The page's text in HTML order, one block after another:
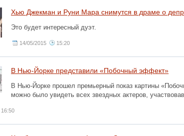
Хью Джекман и Руни Мара снимутся в драме о
Это будет интересный дуэт.
14/05/2015 15:20
В Нью-Йорке представили «Побочный эффект»
В Нью-Йорке прошел премьерный показ картины
можно было увидеть всех звездных актеров,
16:50